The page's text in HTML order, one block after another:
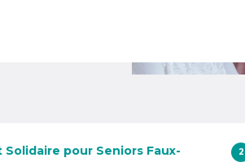
pour Seniors Faux-
2